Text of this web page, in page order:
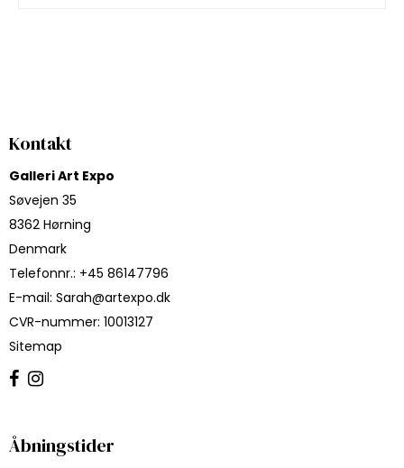
Kontakt
Galleri Art Expo
Søvejen 35
8362 Hørning
Denmark
Telefonnr.: +45 86147796
E-mail: Sarah@artexpo.dk
CVR-nummer: 10013127
Sitemap
Åbningstider